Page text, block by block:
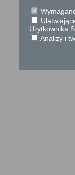
Użytkownika
Analizy i